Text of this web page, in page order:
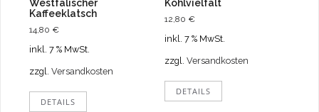
Westfälischer
Kaffeeklatsch
14,80 €
inkl. 7 % MwSt.
zzgl. Versandkosten
DETAILS
Kohlvielfalt
12,80 €
inkl. 7 % MwSt.
zzgl.Versandkosten
DETAILS